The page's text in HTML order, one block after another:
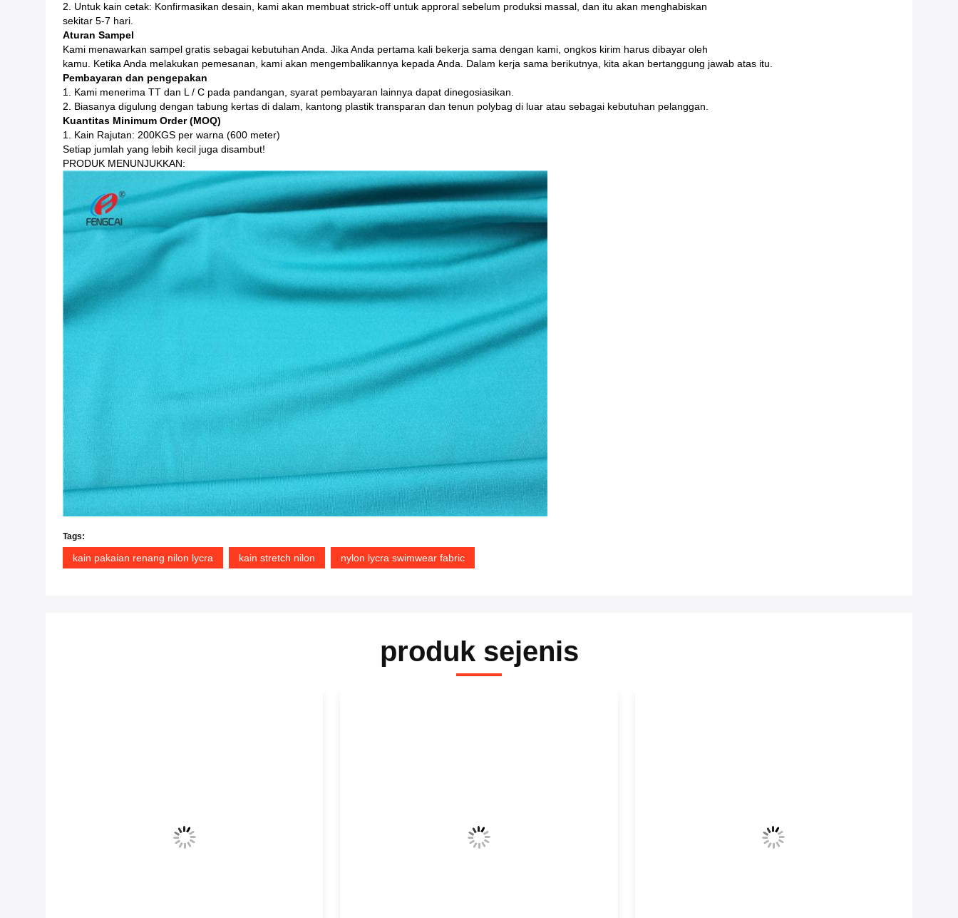
2. Untuk kain cetak: Konfirmasikan desain, kami akan membuat strick-off untuk approral sebelum produksi massal, dan itu akan menghabiskan
sekitar 5-7 hari.
Aturan Sampel
Kami menawarkan sampel gratis sebagai kebutuhan Anda. Jika Anda pertama kali bekerja sama dengan kami, ongkos kirim harus dibayar oleh
kamu. Ketika Anda melakukan pemesanan, kami akan mengembalikannya kepada Anda. Dalam kerja sama berikutnya, kita akan bertanggung jawab atas itu.
Pembayaran dan pengepakan
1. Kami menerima TT dan L / C pada pandangan, syarat pembayaran lainnya dapat dinegosiasikan.
2. Biasanya digulung dengan tabung kertas di dalam, kantong plastik transparan dan tenun polybag di luar atau sebagai kebutuhan pelanggan.
Kuantitas Minimum Order (MOQ)
1. Kain Rajutan: 200KGS per warna (600 meter)
Setiap jumlah yang lebih kecil juga disambut!
PRODUK MENUNJUKKAN:
Tags:
kain pakaian renang nilon lycra kain stretch nilon nylon lycra swimwear fabric
produk sejenis